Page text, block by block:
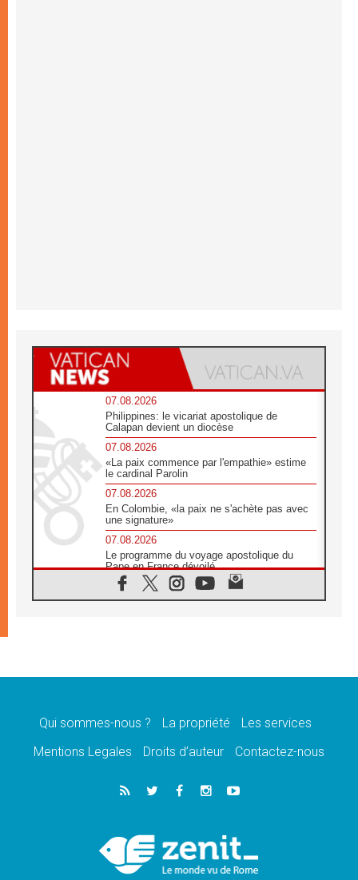
07.08.2026
Philippines: le vicariat apostolique de
Calapan devient un diocèse
07.08.2026
«La paix commence par l'empathie» estime
le cardinal Parolin
07.08.2026
En Colombie, «la paix ne s'achète pas avec
une signature»
07.08.2026
Le programme du voyage apostolique du
Pape en France dévoilé
07.08.2026
1ère Conférence continentale sur l'éducation
07.08.2026
07.08.2026
lancement des «dix jours de prière pour la
06.08.2026
Préparatifs des JMJ 2027 à Séoul: «c'est
Chrétiens et confucéens: respect et sagesse
pour relever les «défis urgents»
Qui sommes-nous ? La propriété
Les services
Mentions Legales
Droits d’auteur Contactez-nous